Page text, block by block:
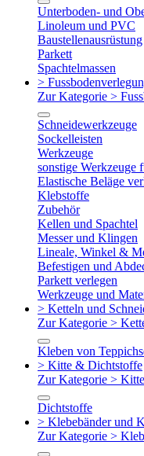
Unterboden- und
Linoleum und PVC
Baustellenausrüstung
Parkett
Spachtelmassen
>
Zur Kategorie >
Schneidewerkzeuge
Sockelleisten
Werkzeuge
sonstige Werkzeuge
Elastische Beläge
Klebstoffe
Zubehör
Kellen und Spachtel
Messer und Klingen
Lineale, Winkel &
Befestigen und
Parkett verlegen
Werkzeuge und
> Ketteln und
Zur Kategorie >
Kleben von
> Kitte & Dichtstoffe
Zur Kategorie >
Dichtstoffe
> Klebebänder und
Zur Kategorie >